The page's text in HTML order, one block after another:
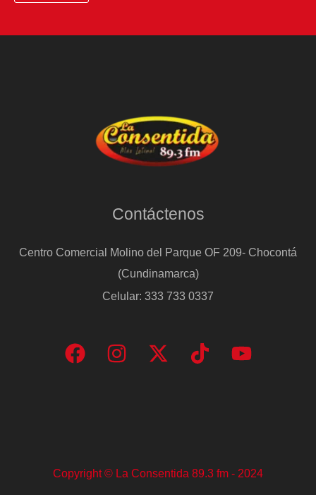
Contáctenos
Centro Comercial Molino del Parque OF 209- Chocontá
(Cundinamarca)
Celular: 333 733 0337
Copyright © La Consentida 89.3 fm - 2024